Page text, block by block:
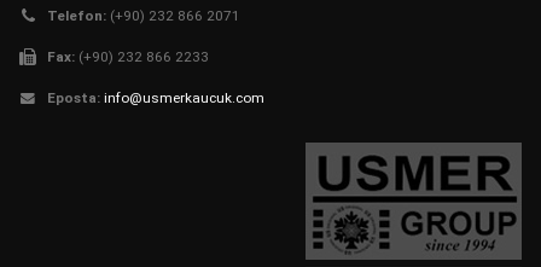
Telefon: (+90) 232 866 2071
Fax: (+90) 232 866 2233
Eposta: info@usmerkaucuk.com